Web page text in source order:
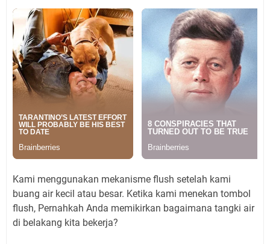
Kami menggunakan mekanisme flush setelah kami
buang air kecil atau besar. Ketika kami menekan tombol
flush, Pernahkah Anda memikirkan bagaimana tangki air
di belakang kita bekerja?